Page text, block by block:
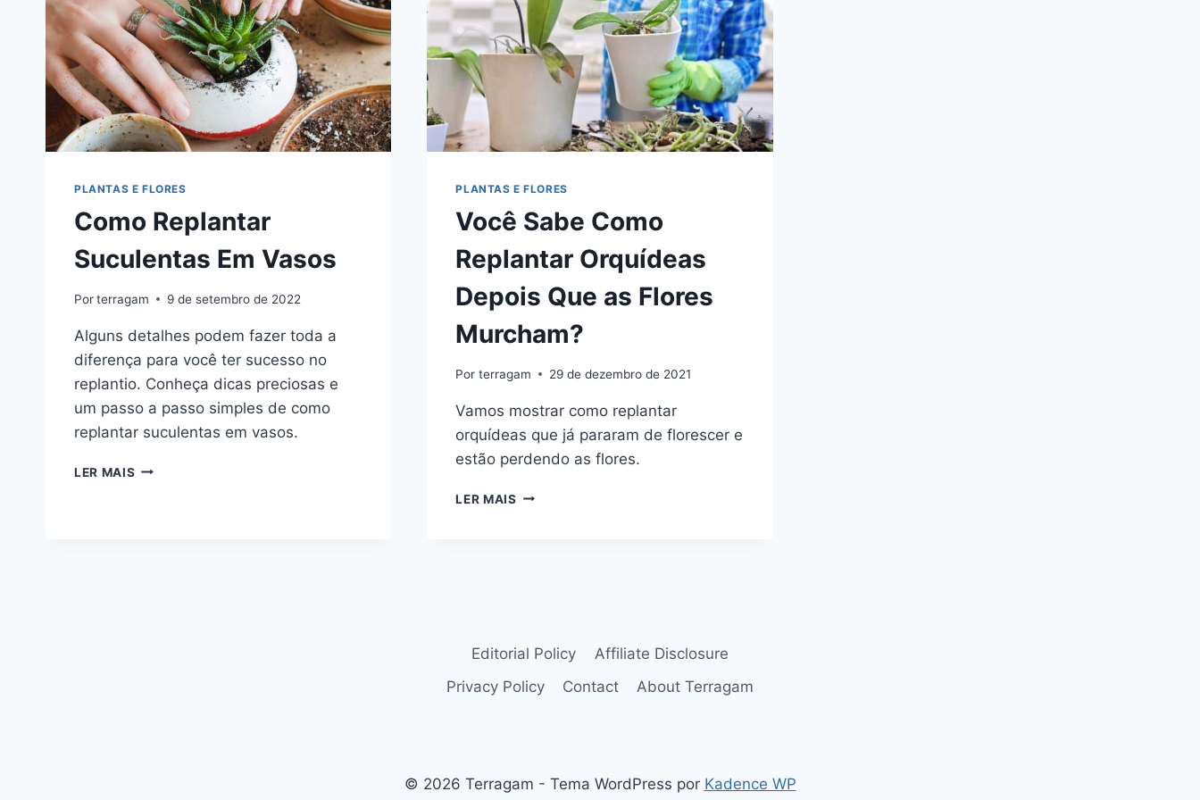
PLANTAS E FLORES
Como Replantar
Suculentas Em Vasos
Porterragam 9 de setembro de 2022
Alguns detalhes podem fazer toda a
diferença para você ter sucesso no
replantio. Conheça dicas preciosas e
um passo a passo simples de como
replantar suculentas em vasos.
LER MAIS COMO
PLANTAS E FLORES
Você Sabe Como
Replantar Orquídeas
Depois Que as Flores
Murcham?
Por terragam 29 de dezembro de 2021
Vamos mostrar como replantar
orquídeas que já pararam de florescer e
estão perdendo as flores.
LER MAIS VOCÊ
FLORES
MURCHAM?
Editorial Policy
Affiliate Disclosure
Privacy Policy
Contact About Terragam
© 2026 Terragam - Tema WordPress por Kadence WP